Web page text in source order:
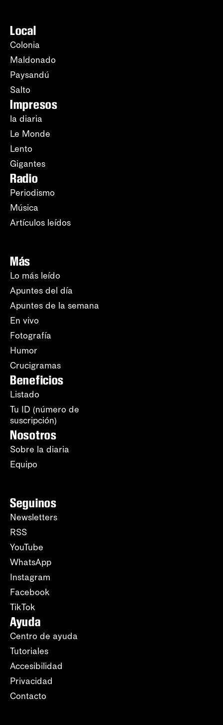
Local
Colonia
Maldonado
Paysandú
Salto
Impresos
la diaria
Le Monde
Lento
Gigantes
Radio
Periodismo
Música
Artículos leídos
Más
Lo más leído
Apuntes del día
Apuntes de la semana
En vivo
Fotografía
Humor
Crucigramas
Beneficios
Listado
Tu ID (número de
suscripción)
Nosotros
Sobre la diaria
Equipo
Seguinos
Newsletters
RSS
YouTube
WhatsApp
Instagram
Facebook
TikTok
Ayuda
Centro de ayuda
Tutoriales
Accesibilidad
Privacidad
Contacto